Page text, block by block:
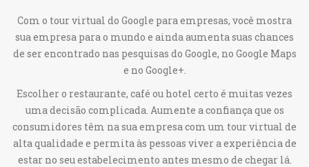
Com o tour virtual do Google para empresas, você mostra
sua empresa para o mundo e ainda aumenta suas chances
de ser encontrado nas pesquisas do Google, no Google Maps
e no Google+.
Escolher o restaurante, café ou hotel certo é muitas vezes
uma decisão complicada. Aumente a confiança que os
consumidores têm na sua empresa com um tour virtual de
alta qualidade e permita às pessoas viver a experiência de
estar no seu estabelecimento antes mesmo de chegar lá.